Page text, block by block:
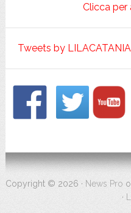
Clicca per
Tweets by LILACATANIA
Footer
Copyright © 2026 · News Pro
·